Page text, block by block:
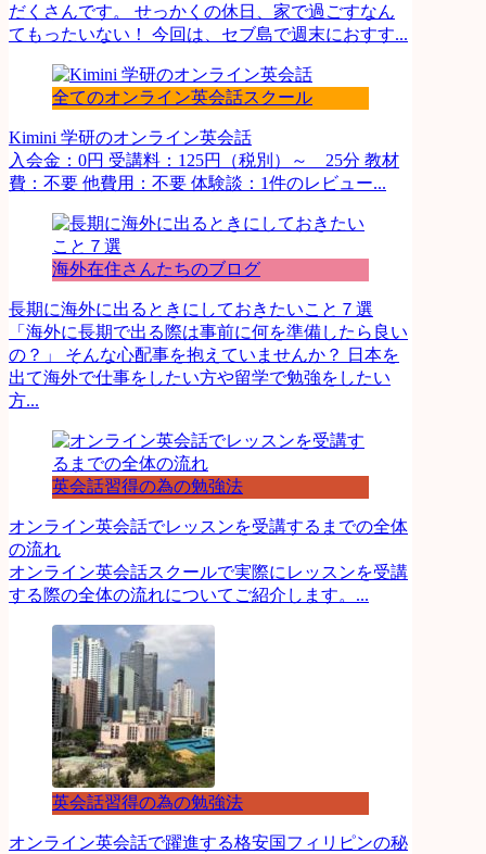
だくさんです。 せっかくの休日、家で過ごすなん
てもったいない！ 今回は、セブ島で週末におすす...
全てのオンライン英会話スクール
Kimini 学研のオンライン英会話
入会金：0円 受講料：125円（税別）～ 25分 教材
費：不要 他費用：不要 体験談：1件のレビュー...
海外在住さんたちのブログ
長期に海外に出るときにしておきたいこと７選
「海外に長期で出る際は事前に何を準備したら良い
の？」 そんな心配事を抱えていませんか？ 日本を
出て海外で仕事をしたい方や留学で勉強をしたい
方...
英会話習得の為の勉強法
オンライン英会話でレッスンを受講するまでの全体
の流れ
オンライン英会話スクールで実際にレッスンを受講
する際の全体の流れについてご紹介します。...
英会話習得の為の勉強法
オンライン英会話で躍進する格安国フィリピンの秘